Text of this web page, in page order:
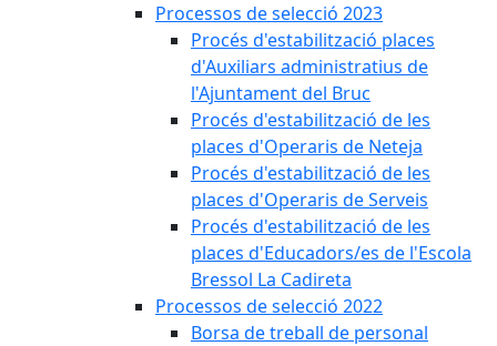
Processos de selecció 2023
Procés d'estabilització places
d'Auxiliars administratius de
l'Ajuntament del Bruc
Procés d'estabilització de les
places d'Operaris de Neteja
Procés d'estabilització de les
places d'Operaris de Serveis
Procés d'estabilització de les
places d'Educadors/es de l'Escola
Bressol La Cadireta
Processos de selecció 2022
Borsa de treball de personal